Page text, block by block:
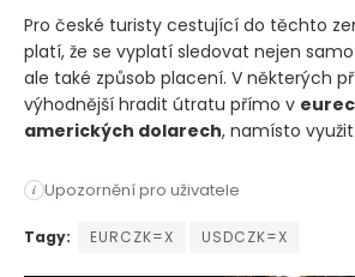
Pro české turisty cestující do těchto
platí, že se vyplatí sledovat nejen
ale také způsob placení. V některých
výhodnější hradit útratu přímo v
amerických dolarech, namísto
i Upozornění pro uživatele
Posílila pouze proti některým měnám.
Tagy: EURCZK=X USDCZK=X